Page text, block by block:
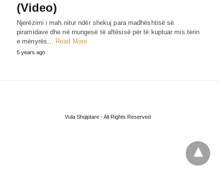
(Video)
Njerëzimi i mah.nitur ndër shekuj para madhështisë së
piramidave dhe në mungesë të aftësisë për të kuptuar mis.terin
e mënyrës… Read More
5 years ago
Vula Shqiptare - All Rights Reserved